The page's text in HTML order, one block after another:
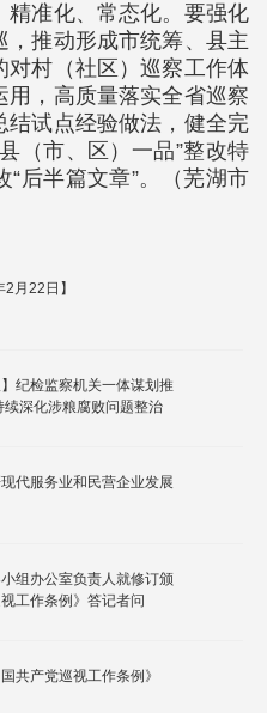
精准化、常态化。要强化
推动形成市统筹、县主
对村（社区）巡察工作体
用，高质量落实全省巡察
结试点经验做法，健全完
（市、区）一品”整改特
后半篇文章”。（芜湖市
月22日】
】纪检监察机关一体谋划推
深化涉粮腐败问题整治
代服务业和民营企业发展
组办公室负责人就修订颁
工作条例》答记者问
共产党巡视工作条例》